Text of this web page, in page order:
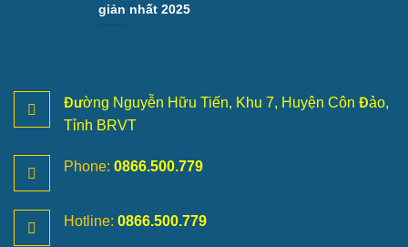
giản nhất 2025
Đường Nguyễn Hữu Tiến, Khu 7, Huyện Côn Đảo,
Tỉnh BRVT
Phone: 0866.500.779
Hotline: 0866.500.779